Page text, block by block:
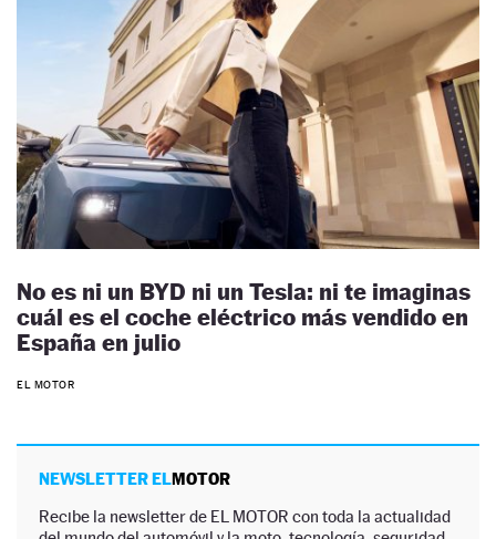
No es ni un BYD ni un Tesla: ni te imaginas
cuál es el coche eléctrico más vendido en
España en julio
EL MOTOR
NEWSLETTER ELMOTOR
Recibe la newsletter de EL MOTOR con toda la actualidad